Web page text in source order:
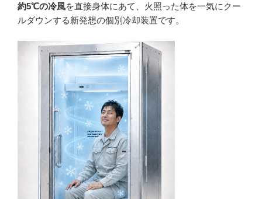
約5℃の冷風を直接身体にあて、火照った体を一気にクー
ルダウンする新発想の個別冷却装置です。